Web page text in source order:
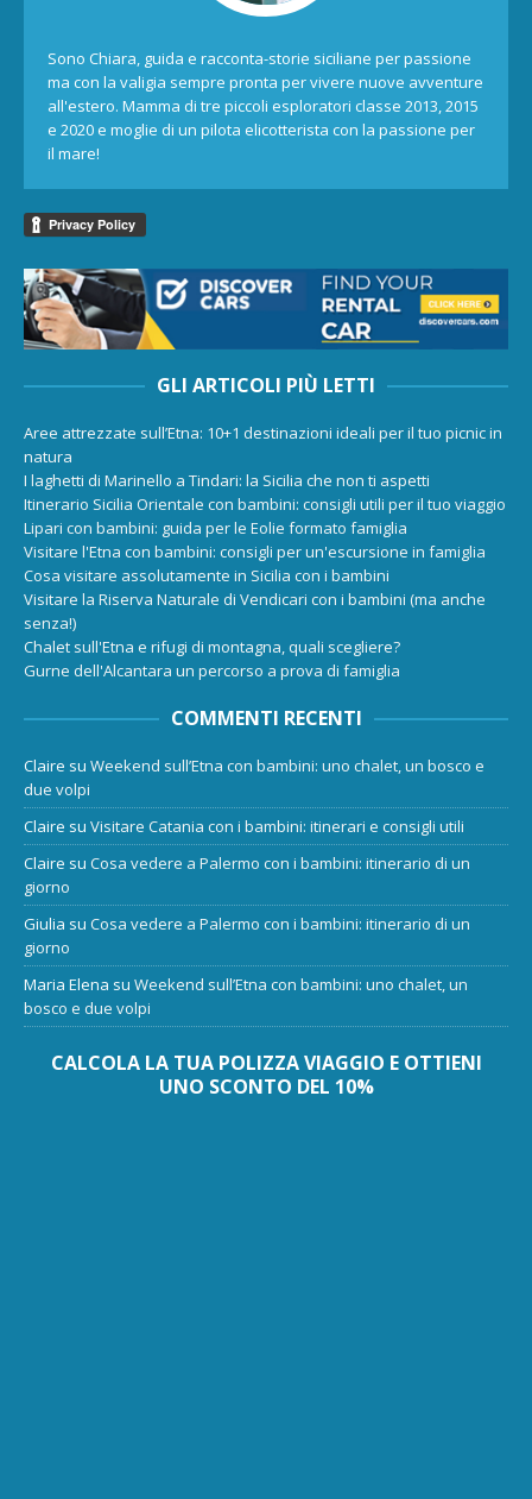
Sono Chiara, guida e racconta-storie siciliane per passione
ma con la valigia sempre pronta per vivere nuove avventure
all'estero. Mamma di tre piccoli esploratori classe 2013, 2015
e 2020 e moglie di un pilota elicotterista con la passione per
il mare!
GLI ARTICOLI PIÙ LETTI
Aree attrezzate sull’Etna: 10+1 destinazioni ideali per il tuo picnic in
natura
I laghetti di Marinello a Tindari: la Sicilia che non ti aspetti
Itinerario Sicilia Orientale con bambini: consigli utili per il tuo viaggio
Lipari con bambini: guida per le Eolie formato famiglia
Visitare l'Etna con bambini: consigli per un'escursione in famiglia
Cosa visitare assolutamente in Sicilia con i bambini
Visitare la Riserva Naturale di Vendicari con i bambini (ma anche
senza!)
Chalet sull'Etna e rifugi di montagna, quali scegliere?
Gurne dell'Alcantara un percorso a prova di famiglia
COMMENTI RECENTI
Claire su Weekend sull’Etna con bambini: uno chalet, un bosco e
due volpi
Claire su Visitare Catania con i bambini: itinerari e consigli utili
Claire su Cosa vedere a Palermo con i bambini: itinerario di un
giorno
Giulia su Cosa vedere a Palermo con i bambini: itinerario di un
giorno
Maria Elena su Weekend sull’Etna con bambini: uno chalet, un
bosco e due volpi
CALCOLA LA TUA POLIZZA VIAGGIO E OTTIENI
UNO SCONTO DEL 10%